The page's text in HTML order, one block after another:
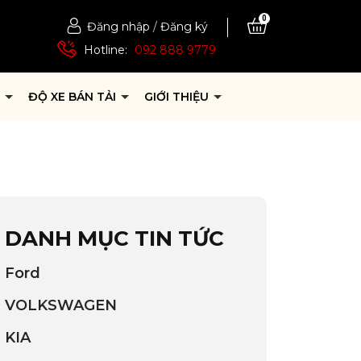
Đăng nhập / Đăng ký
0
Hotline: 092 888 9779
ĐỘ XE BÁN TẢI GIỚI THIỆU
DANH MỤC TIN TỨC
Ford
VOLKSWAGEN
KIA